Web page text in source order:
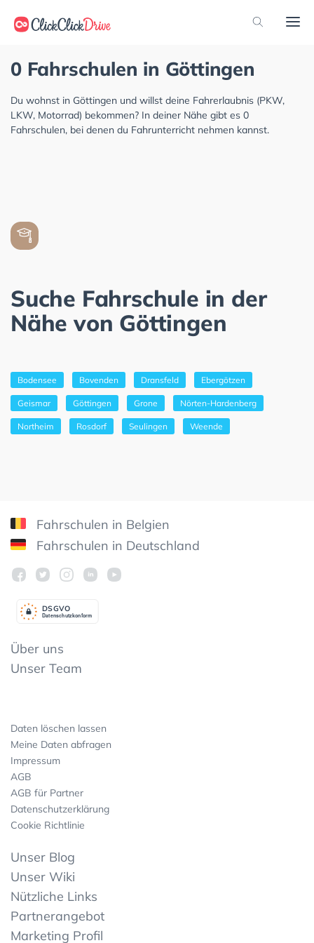
0 Fahrschulen in Göttingen
Du wohnst in Göttingen und willst deine Fahrerlaubnis (PKW,
LKW, Motorrad) bekommen? In deiner Nähe gibt es 0
Fahrschulen, bei denen du Fahrunterricht nehmen kannst.
Suche Fahrschule in der
Nähe von Göttingen
Bodensee Bovenden Dransfeld Ebergötzen
Geismar Göttingen Grone Nörten-Hardenberg
Northeim Rosdorf Seulingen Weende
Fahrschulen in Belgien
Fahrschulen in Deutschland
Datenschutzkonform
DSGVO
Über uns
Unser Team
Daten löschen lassen
Meine Daten abfragen
Impressum
AGB
AGB für Partner
Datenschutzerklärung
Cookie Richtlinie
Unser Blog
Unser Wiki
Nützliche Links
Partnerangebot
Marketing Profil